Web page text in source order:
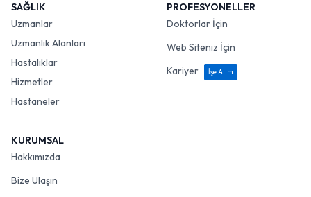
SAĞLIK
Uzmanlar
Uzmanlık Alanları
Hastalıklar
Hizmetler
Hastaneler
PROFESYONELLER
Doktorlar İçin
Web Siteniz İçin
Kariyer
İşe Alım
KURUMSAL
Hakkımızda
Bize Ulaşın